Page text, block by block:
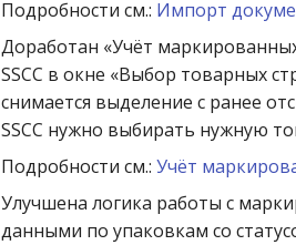
Подробности см.: Импорт
Доработан «Учёт
SSCC в окне «Выбор товарных
снимается выделение с ранее
SSCC нужно выбирать нужную
Подробности см.: Учёт
Улучшена логика работы с
данными по упаковкам со